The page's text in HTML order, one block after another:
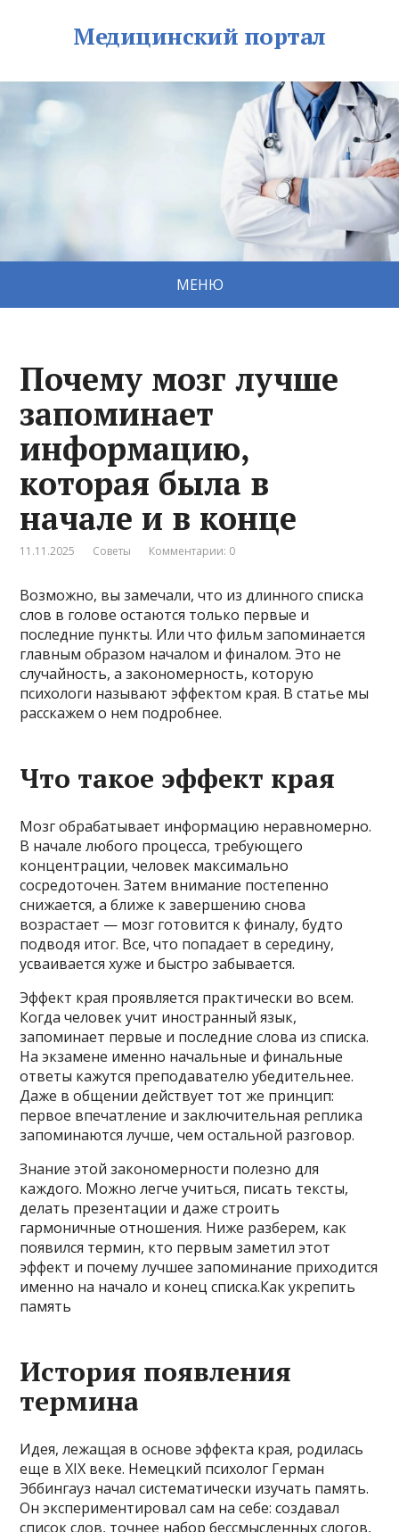
Медицинский портал
МЕНЮ
Почему мозг лучше
запоминает
информацию,
которая была в
начале и в конце
11.11.2025 Советы Комментарии: 0
Возможно, вы замечали, что из длинного списка
слов в голове остаются только первые и
последние пункты. Или что фильм запоминается
главным образом началом и финалом. Это не
случайность, а закономерность, которую
психологи называют эффектом края. В статье мы
расскажем о нем подробнее.
Что такое эффект края
Мозг обрабатывает информацию неравномерно.
В начале любого процесса, требующего
концентрации, человек максимально
сосредоточен. Затем внимание постепенно
снижается, а ближе к завершению снова
возрастает — мозг готовится к финалу, будто
подводя итог. Все, что попадает в середину,
усваивается хуже и быстро забывается.
Эффект края проявляется практически во всем.
Когда человек учит иностранный язык,
запоминает первые и последние слова из списка.
На экзамене именно начальные и финальные
ответы кажутся преподавателю убедительнее.
Даже в общении действует тот же принцип:
первое впечатление и заключительная реплика
запоминаются лучше, чем остальной разговор.
Знание этой закономерности полезно для
каждого. Можно легче учиться, писать тексты,
делать презентации и даже строить
гармоничные отношения. Ниже разберем, как
появился термин, кто первым заметил этот
эффект и почему лучшее запоминание приходится
именно на начало и конец списка.Как укрепить
память
История появления
термина
Идея, лежащая в основе эффекта края, родилась
еще в XIX веке. Немецкий психолог Герман
Эббингауз начал систематически изучать память.
Он экспериментировал сам на себе: создавал
список слов, точнее набор бессмысленных слогов,